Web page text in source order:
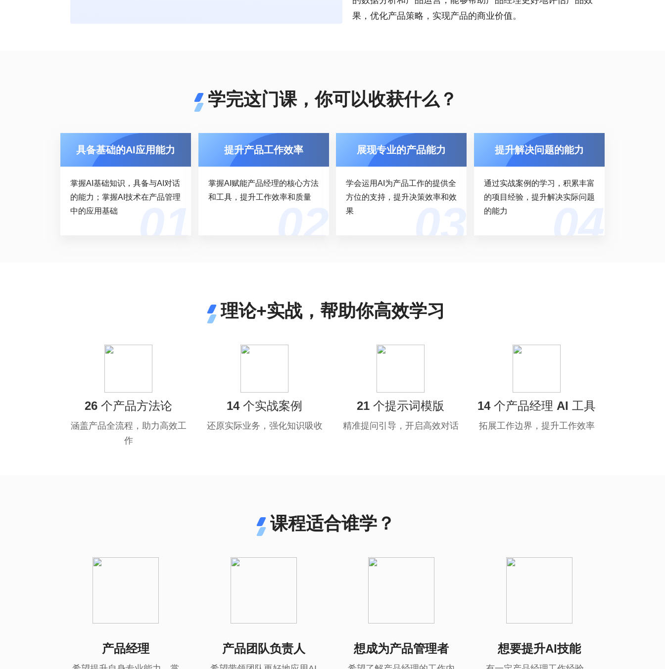
果，优化产品策略，实现产品的商业价值。
学完这门课，你可以收获什么？
具备基础的AI应用能力
掌握AI基础知识，具备与AI对话
的能力；掌握AI技术在产品管理
中的应用基础
提升产品工作效率
掌握AI赋能产品经理的核心方法
和工具，提升工作效率和质量
展现专业的产品能力
学会运用AI为产品工作的提供全
方位的支持，提升决策效率和效
果
提升解决问题的能力
通过实战案例的学习，积累丰富
的项目经验，提升解决实际问题
的能力
理论+实战，帮助你高效学习
26 个产品方法论
涵盖产品全流程，助力高效工
作
14 个实战案例
还原实际业务，强化知识吸收
21 个提示词模版
精准提问引导，开启高效对话
14 个产品经理 AI 工具
拓展工作边界，提升工作效率
课程适合谁学？
产品经理 产品团队负责人 想成为产品管理者 想要提升AI技能